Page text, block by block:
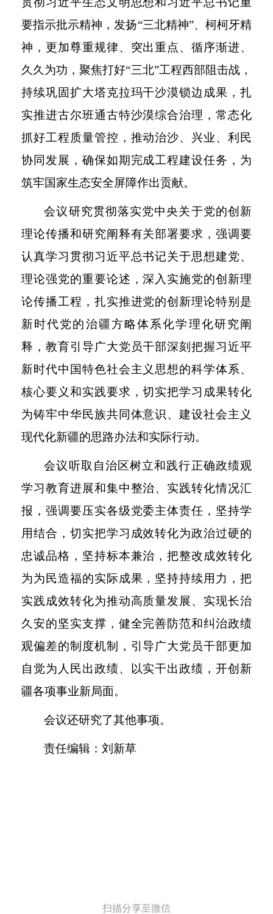
要指示批示精神，发扬“三北精神”、柯柯牙精
神，更加尊重规律、突出重点、循序渐进、
久久为功，聚焦打好“三北”工程西部阻击战，
持续巩固扩大塔克拉玛干沙漠锁边成果，扎
实推进古尔班通古特沙漠综合治理，常态化
抓好工程质量管控，推动治沙、兴业、利民
协同发展，确保如期完成工程建设任务，为
筑牢国家生态安全屏障作出贡献。
会议研究贯彻落实党中央关于党的创新
理论传播和研究阐释有关部署要求，强调要
认真学习贯彻习近平总书记关于思想建党、
理论强党的重要论述，深入实施党的创新理
论传播工程，扎实推进党的创新理论特别是
新时代党的治疆方略体系化学理化研究阐
释，教育引导广大党员干部深刻把握习近平
新时代中国特色社会主义思想的科学体系、
核心要义和实践要求，切实把学习成果转化
为铸牢中华民族共同体意识、建设社会主义
现代化新疆的思路办法和实际行动。
会议听取自治区树立和践行正确政绩观
学习教育进展和集中整治、实践转化情况汇
报，强调要压实各级党委主体责任，坚持学
用结合，切实把学习成效转化为政治过硬的
忠诚品格，坚持标本兼治，把整改成效转化
为为民造福的实际成果，坚持持续用力，把
实践成效转化为推动高质量发展、实现长治
久安的坚实支撑，健全完善防范和纠治政绩
观偏差的制度机制，引导广大党员干部更加
自觉为人民出政绩、以实干出政绩，开创新
疆各项事业新局面。
会议还研究了其他事项。
责任编辑：刘新草
扫描分享至微信